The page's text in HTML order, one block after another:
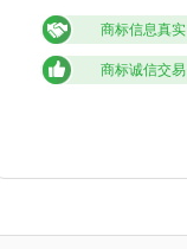
商标信息真实
商标诚信交易